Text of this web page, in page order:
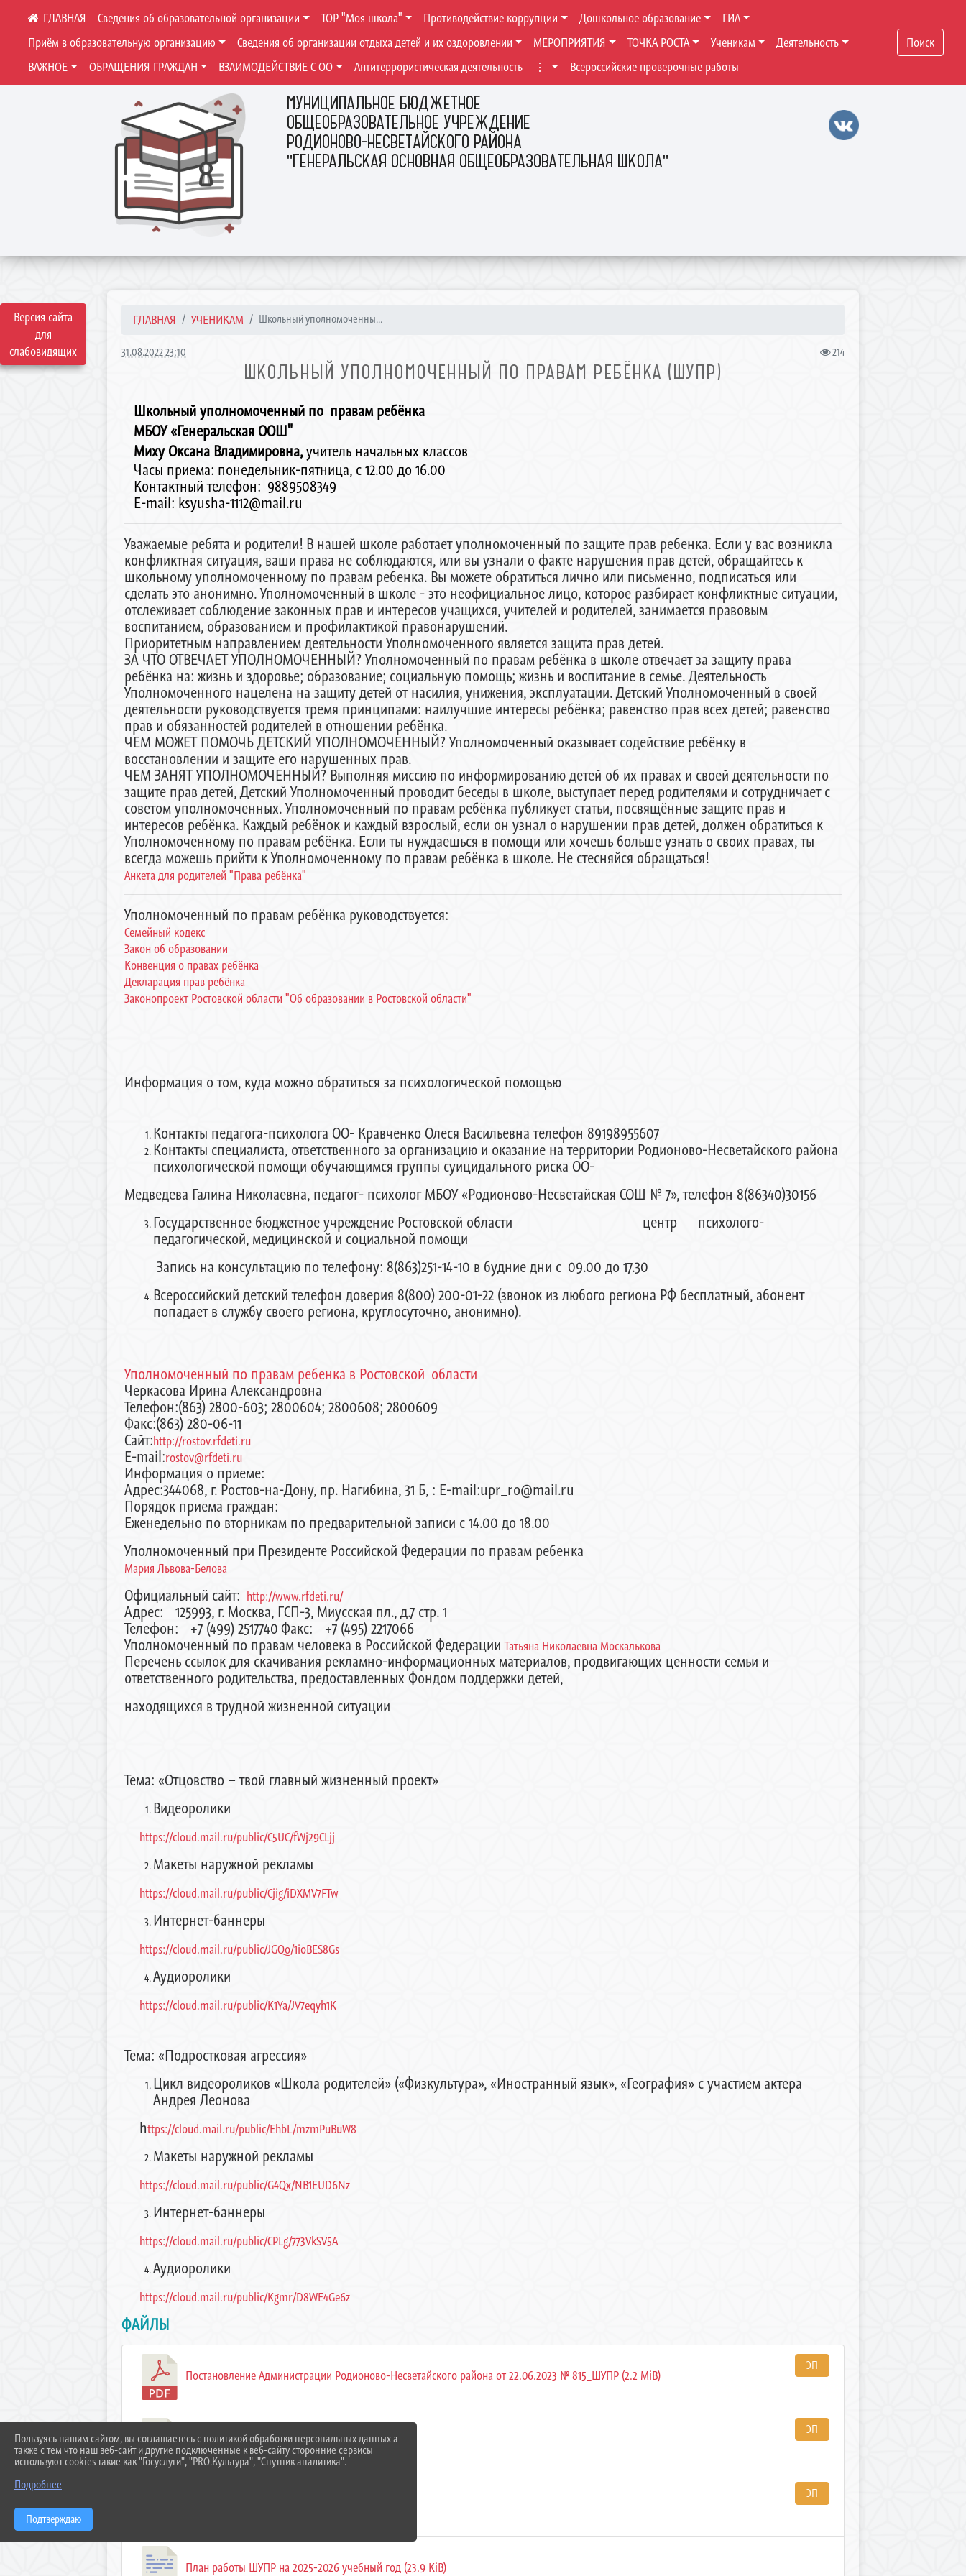
Версия сайта
для
слабовидящих
МУНИЦИПАЛЬНОЕ БЮДЖЕТНОЕ
ОБЩЕОБРАЗОВАТЕЛЬНОЕ УЧРЕЖДЕНИЕ
РОДИОНОВО-НЕСВЕТАЙСКОГО РАЙОНА
"ГЕНЕРАЛЬСКАЯ ОСНОВНАЯ ОБЩЕОБРАЗОВАТЕЛЬНАЯ ШКОЛА"
Сведения об образовательной организации ТОР "Моя школа" Противодействие коррупции Дошкольное образование
ГИА
Приём в образовательную организацию
Сведения об организации отдыха детей и их оздоровлении МЕРОПРИЯТИЯ ТОЧКА РОСТА Ученикам
Деятельность
ВАЖНОЕ
ОБРАЩЕНИЯ ГРАЖДАН ВЗАИМОДЕЙСТВИЕ С ОО Антитеррористическая деятельность ⋮ Всероссийские проверочные работы
Поиск
ГЛАВНАЯ УЧЕНИКАМ Школьный уполномоченны...
31.08.2022 23:10 214
ШКОЛЬНЫЙ УПОЛНОМОЧЕННЫЙ ПО ПРАВАМ РЕБЁНКА (ШУПР)
Школьный уполномоченный по правам ребёнка
МБОУ «Генеральская ООШ"
Миху Оксана Владимировна,учитель начальных классов
Часы приема: понедельник-пятница, с 12.00 до 16.00
Контактный телефон: 9889508349
E-mail: ksyusha-1112@mail.ru
Уважаемые ребята и родители! В нашей школе работает уполномоченный по защите прав ребенка. Если у вас возникла
конфликтная ситуация, ваши права не соблюдаются, или вы узнали о факте нарушения прав детей, обращайтесь к
школьному уполномоченному по правам ребенка. Вы можете обратиться лично или письменно, подписаться или
сделать это анонимно. Уполномоченный в школе - это неофициальное лицо, которое разбирает конфликтные ситуации,
отслеживает соблюдение законных прав и интересов учащихся, учителей и родителей, занимается правовым
воспитанием, образованием и профилактикой правонарушений.
Приоритетным направлением деятельности Уполномоченного является защита прав детей.
ЗА ЧТО ОТВЕЧАЕТ УПОЛНОМОЧЕННЫЙ? Уполномоченный по правам ребёнка в школе отвечает за защиту права
ребёнка на: жизнь и здоровье; образование; социальную помощь; жизнь и воспитание в семье. Деятельность
Уполномоченного нацелена на защиту детей от насилия, унижения, эксплуатации. Детский Уполномоченный в своей
деятельности руководствуется тремя принципами: наилучшие интересы ребёнка; равенство прав всех детей; равенство
прав и обязанностей родителей в отношении ребёнка.
ЧЕМ МОЖЕТ ПОМОЧЬ ДЕТСКИЙ УПОЛНОМОЧЕННЫЙ? Уполномоченный оказывает содействие ребёнку в
восстановлении и защите его нарушенных прав.
ЧЕМ ЗАНЯТ УПОЛНОМОЧЕННЫЙ? Выполняя миссию по информированию детей об их правах и своей деятельности по
защите прав детей, Детский Уполномоченный проводит беседы в школе, выступает перед родителями и сотрудничает с
советом уполномоченных. Уполномоченный по правам ребёнка публикует статьи, посвящённые защите прав и
интересов ребёнка. Каждый ребёнок и каждый взрослый, если он узнал о нарушении прав детей, должен обратиться к
Уполномоченному по правам ребёнка. Если ты нуждаешься в помощи или хочешь больше узнать о своих правах, ты
всегда можешь прийти к Уполномоченному по правам ребёнка в школе. Не стесняйся обращаться!
Анкета для родителей "Права ребёнка"
Уполномоченный по правам ребёнка руководствуется:
Семейный кодекс
Закон об образовании
Конвенция о правах ребёнка
Декларация прав ребёнка
Законопроект Ростовской области "Об образовании в Ростовской области"
Информация о том, куда можно обратиться за психологической помощью
Контакты педагога-психолога ОО- Кравченко Олеся Васильевна телефон 89198955607
Контакты специалиста, ответственного за организацию и оказание на территории Родионово-Несветайского района
психологической помощи обучающимся группы суицидального риска ОО-
Медведева Галина Николаевна, педагог- психолог МБОУ «Родионово-Несветайская СОШ № 7», телефон 8(86340)30156
Государственное бюджетное учреждение Ростовской области центр психолого-
педагогической, медицинской и социальной помощи
Запись на консультацию по телефону: 8(863)251-14-10 в будние дни с 09.00 до 17.30
Всероссийский детский телефон доверия 8(800) 200-01-22 (звонок из любого региона РФ бесплатный, абонент
попадает в службу своего региона, круглосуточно, анонимно).
Уполномоченный по правам ребенка в Ростовской области
Черкасова Ирина Александровна
Телефон:(863) 2800-603; 2800604; 2800608; 2800609
Факс:(863) 280-06-11
Сайт:http://rostov.rfdeti.ru
E-mail:rostov@rfdeti.ru
Информация о приеме:
Адрес:344068, г. Ростов-на-Дону, пр. Нагибина, 31 Б, : E-mail:upr_ro@mail.ru
Порядок приема граждан:
Еженедельно по вторникам по предварительной записи с 14.00 до 18.00
Уполномоченный при Президенте Российской Федерации по правам ребенка
Мария Львова-Белова
Официальный сайт: http://www.rfdeti.ru/
Адрес: 125993, г. Москва, ГСП-3, Миусская пл., д.7 стр. 1
Телефон: +7 (499) 2517740 Факс: +7 (495) 2217066
Уполномоченный по правам человека в Российской ФедерацииТатьяна Николаевна Москалькова
Перечень ссылок для скачивания рекламно-информационных материалов, продвигающих ценности семьи и
ответственного родительства, предоставленных Фондом поддержки детей,
находящихся в трудной жизненной ситуации
Тема: «Отцовство – твой главный жизненный проект»
Видеоролики
https://cloud.mail.ru/public/C5UC/fWj29CLjj
Макеты наружной рекламы
https://cloud.mail.ru/public/Cjig/iDXMV7FTw
Интернет-баннеры
https://cloud.mail.ru/public/JGQo/1ioBES8Gs
Аудиоролики
https://cloud.mail.ru/public/K1Ya/JV7eqyh1K
Тема: «Подростковая агрессия»
Цикл видеороликов «Школа родителей» («Физкультура», «Иностранный язык», «География» с участием актера
Андрея Леонова
https://cloud.mail.ru/public/EhbL/mzmPuBuW8
Макеты наружной рекламы
https://cloud.mail.ru/public/G4Qx/NB1EUD6Nz
Интернет-баннеры
https://cloud.mail.ru/public/CPLg/773VkSV5A
Аудиоролики
https://cloud.mail.ru/public/Kgmr/D8WE4Ge6z
ФАЙЛЫ
Постановление Администрации Родионово-Несветайского района от 22.06.2023 № 815_ШУПР (2.2 MiB)
ЭП
АС ШУПР 25 (25.1 KiB)
ЭП
ЭП
План работы ШУПР на 2025-2026 учебный год (23.9 KiB)
Пользуясь нашим сайтом, вы соглашаетесь с политикой обработки персональных данных а
также с тем что наш веб-сайт и другие подключенные к веб-сайту сторонние сервисы
используют cookies такие как "Госуслуги", "PRO.Культура", "Спутник аналитика".
Подробнее
Подтверждаю